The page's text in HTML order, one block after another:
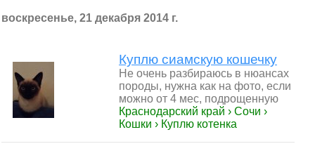
воскресенье, 21 декабря 2014 г.
Куплю сиамскую кошечку
Не очень разбираюсь в нюансах
породы, нужна как на фото, если
можно от 4 мес, подрощенную
Краснодарский край › Сочи ›
Кошки › Куплю котенка